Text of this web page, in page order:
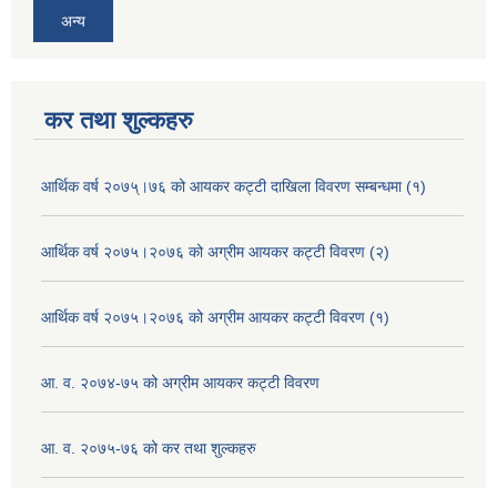
अन्य
कर तथा शुल्कहरु
आर्थिक वर्ष २०७५्।७६ को आयकर कट्टी दाखिला विवरण सम्बन्धमा (१)
आर्थिक वर्ष २०७५।२०७६ को अग्रीम आयकर कट्टी विवरण (२)
आर्थिक वर्ष २०७५।२०७६ को अग्रीम आयकर कट्टी विवरण (१)
आ. व. २०७४-७५ को अग्रीम आयकर कट्टी विवरण
आ. व. २०७५-७६ को कर तथा शुल्कहरु